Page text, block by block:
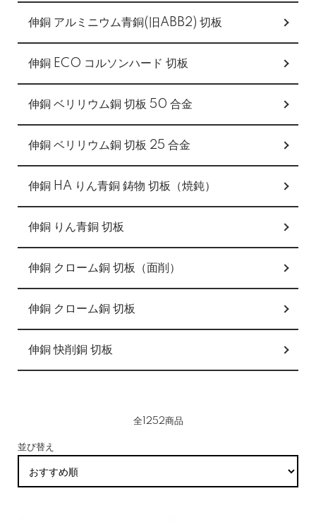
伸銅 アルミニウム青銅(旧ABB2) 切板
伸銅 ECO コルソンハード 切板
伸銅 ベリリウム銅 切板 50 合金
伸銅 ベリリウム銅 切板 25 合金
伸銅 HA りん青銅 鋳物 切板（焼鈍）
伸銅 りん青銅 切板
伸銅 クローム銅 切板（面削）
伸銅 クローム銅 切板
伸銅 快削銅 切板
全1252商品
並び替え